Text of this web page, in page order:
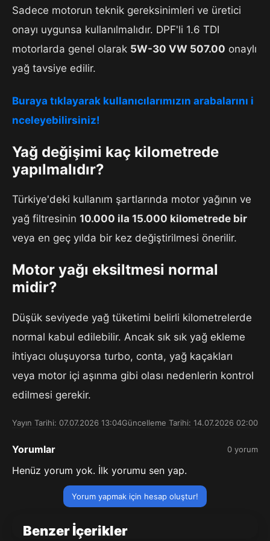
Sadece motorun teknik gereksinimleri ve üretici
onayı uygunsa kullanılmalıdır. DPF'li 1.6 TDI
motorlarda genel olarak 5W-30 VW 507.00 onaylı
yağ tavsiye edilir.
Buraya tıklayarak kullanıcılarımızın arabalarını i
nceleyebilirsiniz!
Yağ değişimi kaç kilometrede
yapılmalıdır?
Türkiye'deki kullanım şartlarında motor yağının ve
yağ filtresinin 10.000 ila 15.000 kilometrede bir
veya en geç yılda bir kez değiştirilmesi önerilir.
Motor yağı eksiltmesi normal
midir?
Düşük seviyede yağ tüketimi belirli kilometrelerde
normal kabul edilebilir. Ancak sık sık yağ ekleme
ihtiyacı oluşuyorsa turbo, conta, yağ kaçakları
veya motor içi aşınma gibi olası nedenlerin kontrol
edilmesi gerekir.
Yayın Tarihi: 07.07.2026 13:04Güncelleme Tarihi: 14.07.2026 02:00
Yorumlar 0 yorum
Henüz yorum yok. İlk yorumu sen yap.
Yorum yapmak için hesap oluştur!
Benzer İçerikler